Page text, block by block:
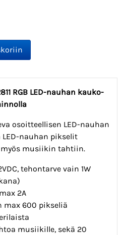
RGB LED-nauhan kauko-
osoitteellisen LED-nauhan
nauhan pikselit
musiikin tahtiin.
tehontarve vain 1W
2A
max 600 pikseliä
musiikille, sekä 20